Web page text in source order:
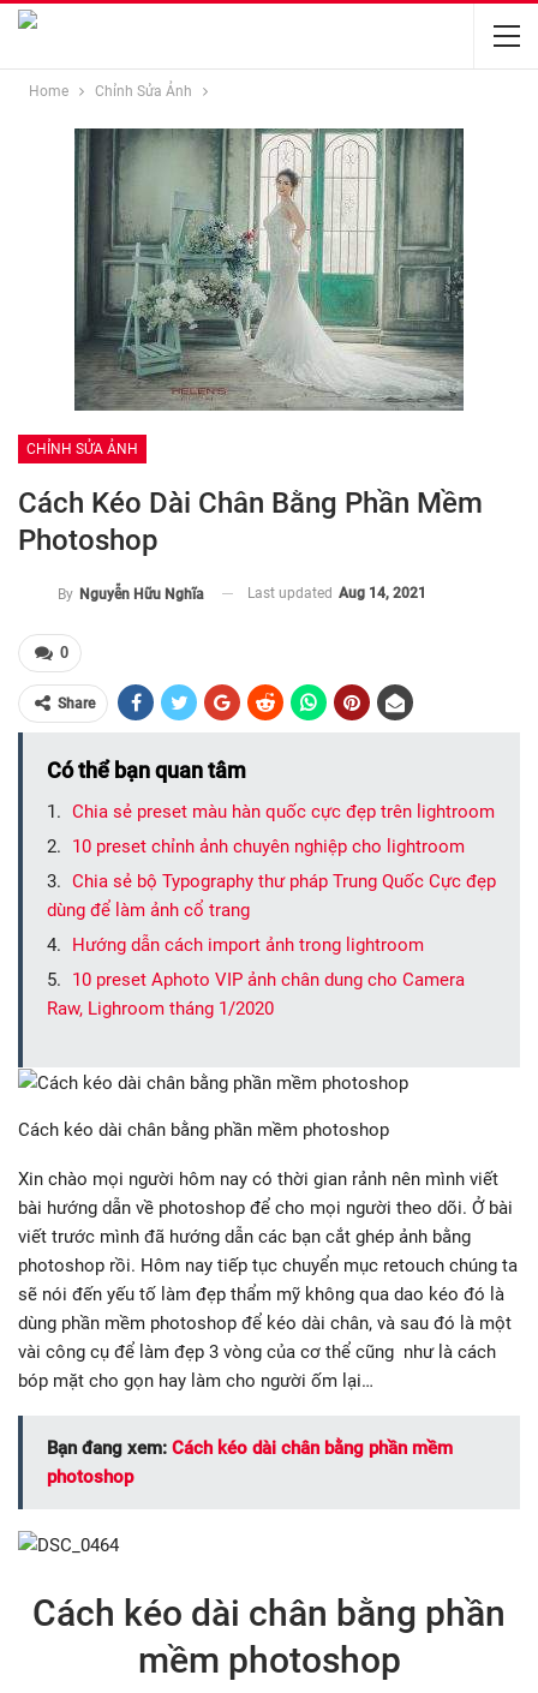
Home Chỉnh Sửa Ảnh
CHỈNH SỬA ẢNH
Cách Kéo Dài Chân Bằng Phần Mềm
Photoshop
By Nguyễn Hữu Nghĩa Last updated Aug 14, 2021
0
Share
Có thể bạn quan tâm
Chia sẻ preset màu hàn quốc cực đẹp trên lightroom
10 preset chỉnh ảnh chuyên nghiệp cho lightroom
Chia sẻ bộ Typography thư pháp Trung Quốc Cực đẹp
dùng để làm ảnh cổ trang
Hướng dẫn cách import ảnh trong lightroom
10 preset Aphoto VIP ảnh chân dung cho Camera
Raw, Lighroom tháng 1/2020
Cách kéo dài chân bằng phần mềm photoshop
Xin chào mọi người hôm nay có thời gian rảnh nên mình viết
bài hướng dẫn về photoshop để cho mọi người theo dõi. Ở bài
viết trước mình đã hướng dẫn các bạn cắt ghép ảnh bằng
photoshop rồi. Hôm nay tiếp tục chuyển mục retouch chúng ta
sẽ nói đến yếu tố làm đẹp thẩm mỹ không qua dao kéo đó là
dùng phần mềm photoshop để kéo dài chân, và sau đó là một
vài công cụ để làm đẹp 3 vòng của cơ thể cũng như là cách
bóp mặt cho gọn hay làm cho người ốm lại…
Bạn đang xem: Cách kéo dài chân bằng phần mềm
photoshop
Cách kéo dài chân bằng phần
mềm photoshop